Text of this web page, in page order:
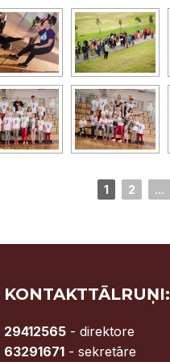
1 2 ...
KONTAKTTĀLRUŅI:
29412565- direktore
63291671- sekretāre